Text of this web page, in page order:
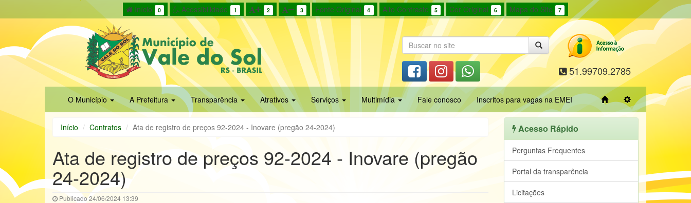
Início 0 Acessibilidade 1 2 3 Fonte Original 4 Alto Contraste 5 Cor Original 6 Mapa do Site 7
51.99709.2785
O Município A Prefeitura Transparência Atrativos Serviços Multimídia Fale conosco Inscritos para vagas na EMEI
Início Contratos Ata de registro de preços 92-2024 - Inovare (pregão 24-2024)
Ata de registro de preços 92-2024 - Inovare (pregão
24-2024)
Publicado 24/06/2024 13:39
Acesso Rápido
Perguntas Frequentes
Portal da transparência
Licitações